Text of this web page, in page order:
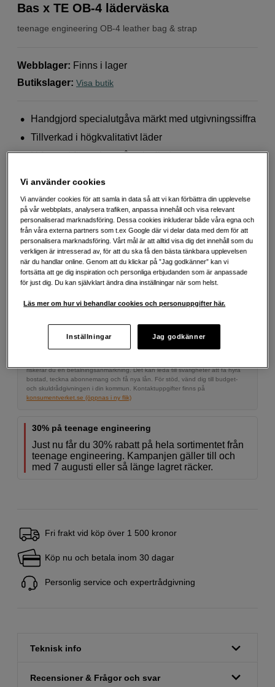
teenage engineering OB-4 leather bag & strap
Bas x TE OB-4 läderväska
Webblager: Finns i lager
Butikslager: Visa butik
Handgjord specialutgåva märkt med utgivningssiffra
Tillverkad i högkvalitativt läder
Utformad för att inte påverka ljudet
2 793 SEK 3 990 SEK
Erbjudandet gäller 23 juli - 7 aug.
Antal
Lägg i kundvagn
Startavgift 579 SEK, aviavgift 45 SEK/mån tillkommer
riskerar du en betalningsanmärkning. Det kan leda till svårigheter att få hyra
bostad, teckna abonnemang och få nya lån. För stöd, vänd dig till budget-
och skuldrådgivningen i din kommun. Kontaktuppgifter finns på
konsumentverket.se (öppnas i ny flik)
30% på teenage engineering
Just nu får du 30% rabatt på hela sortimentet från
teenage engineering. Kampanjen gäller till och
med 7 augusti eller så länge lagret räcker.
Fri frakt vid köp över 1 500 kronor
Köp nu och betala inom 30 dagar
Personlig service och expertrådgivning
Teknisk info
Recensioner & Frågor och svar
Vi använder cookies
Vi använder cookies för att samla in data så att vi kan förbättra din upplevelse
på vår webbplats, analysera trafiken, anpassa innehåll och visa relevant
personaliserad marknadsföring. Dessa cookies inkluderar både våra egna och
från våra externa partners som t.ex Google där vi delar data med dem för att
personalisera marknadsföring. Vårt mål är att alltid visa dig det innehåll som du
verkligen är intresserad av, för att du ska få den bästa tänkbara upplevelsen
när du handlar online. Genom att du klickar på ”Jag godkänner” kan vi
fortsätta att ge dig inspiration och personliga erbjudanden som är anpassade
för just dig. Du kan självklart ändra dina inställningar när som helst.
Läs mer om hur vi behandlar cookies och personuppgifter här.
Inställningar Jag godkänner